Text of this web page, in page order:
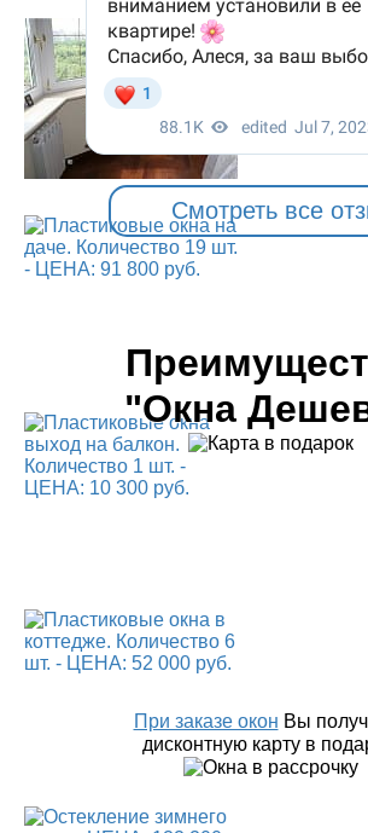
Смотреть все
"Окна
При заказе окон Вы
дисконтную карту в